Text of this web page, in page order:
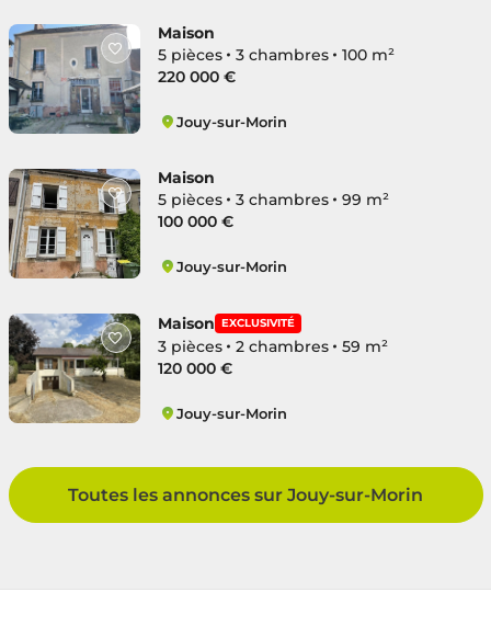
Maison
5 pièces
3 chambres
100 m²
220 000 €
Jouy-sur-Morin
Maison
5 pièces
3 chambres
99 m²
100 000 €
Jouy-sur-Morin
Maison EXCLUSIVITÉ
3 pièces 2 chambres
59 m²
120 000 €
Jouy-sur-Morin
Toutes les annonces sur Jouy-sur-Morin